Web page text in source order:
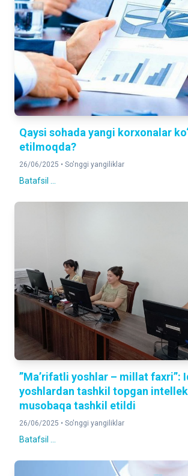
Qaysi sohada yangi korxonalar
etilmoqda?
26/06/2025 • So'nggi yangiliklar
Batafsil ...
”Ma’rifatli yoshlar – millat faxri”:
yoshlardan tashkil topgan
musobaqa tashkil etildi
26/06/2025 • So'nggi yangiliklar
Batafsil ...